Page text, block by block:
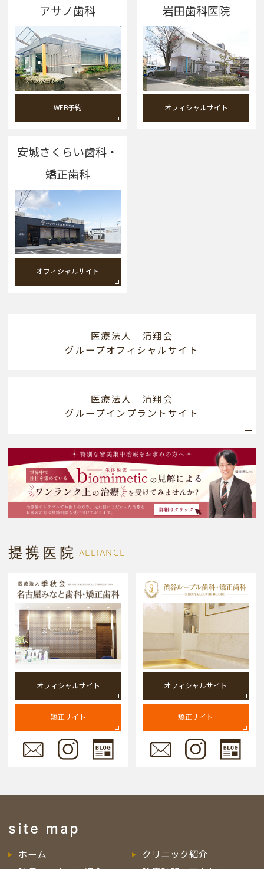
アサノ歯科
WEB予約
岩田歯科医院
オフィシャルサイト
安城さくらい歯科・
矯正歯科
オフィシャルサイト
医療法人 清翔会
グループオフィシャルサイト
医療法人 清翔会
グループインプラントサイト
提携医院 ALLIANCE
オフィシャルサイト
矯正サイト
オフィシャルサイト
矯正サイト
site map
ホーム
クリニック紹介